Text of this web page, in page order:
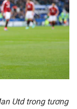
Utd trong tương